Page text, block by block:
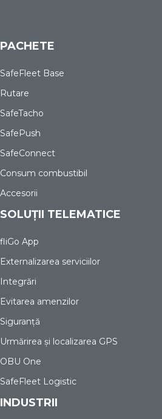
PACHETE
SafeFleet Base
Rutare
SafeTacho
SafePush
SafeConnect
Consum combustibil
Accesorii
SOLUȚII TELEMATICE
fliGo App
Externalizarea serviciilor
Integrări
Evitarea amenzilor
Siguranță
Urmărirea și localizarea GPS
OBU One
SafeFleet Logistic
INDUSTRII